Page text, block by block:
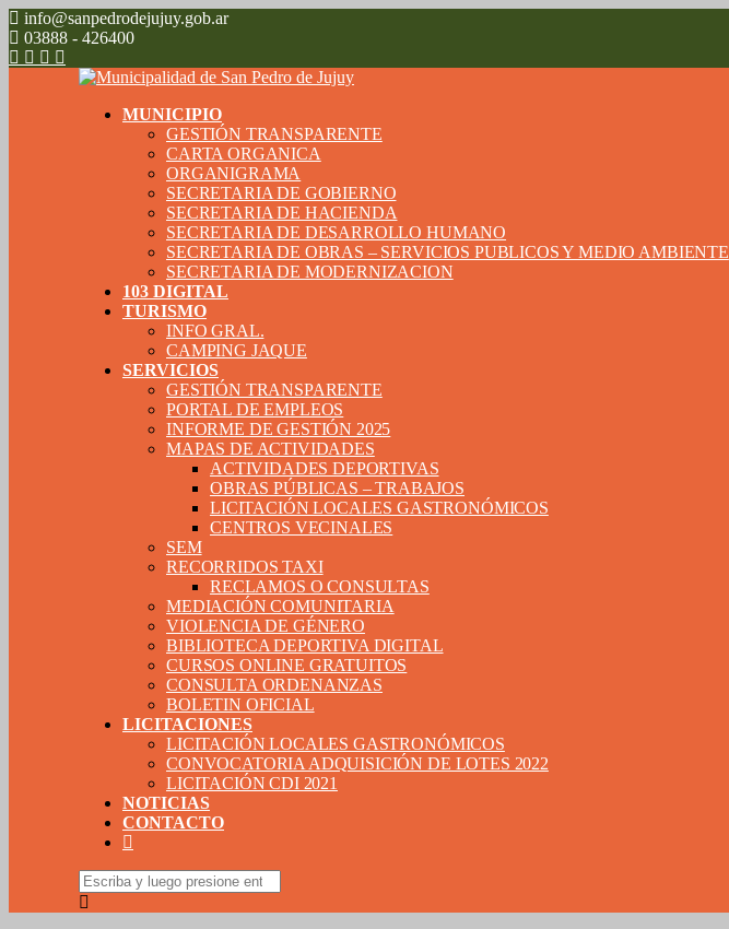
info@sanpedrodejujuy.gob.ar
03888 - 426400
MUNICIPIO
GESTIÓN TRANSPARENTE
CARTA ORGANICA
ORGANIGRAMA
SECRETARIA DE GOBIERNO
SECRETARIA DE HACIENDA
SECRETARIA DE DESARROLLO HUMANO
SECRETARIA DE OBRAS – SERVICIOS PUBLICOS Y MEDIO AMBIENTE
SECRETARIA DE MODERNIZACION
103 DIGITAL
TURISMO
INFO GRAL.
CAMPING JAQUE
SERVICIOS
GESTIÓN TRANSPARENTE
PORTAL DE EMPLEOS
INFORME DE GESTIÓN 2025
MAPAS DE ACTIVIDADES
ACTIVIDADES DEPORTIVAS
OBRAS PÚBLICAS – TRABAJOS
LICITACIÓN LOCALES GASTRONÓMICOS
CENTROS VECINALES
SEM
RECORRIDOS TAXI
RECLAMOS O CONSULTAS
MEDIACIÓN COMUNITARIA
VIOLENCIA DE GÉNERO
BIBLIOTECA DEPORTIVA DIGITAL
CURSOS ONLINE GRATUITOS
CONSULTA ORDENANZAS
BOLETIN OFICIAL
LICITACIONES
LICITACIÓN LOCALES GASTRONÓMICOS
CONVOCATORIA ADQUISICIÓN DE LOTES 2022
LICITACIÓN CDI 2021
NOTICIAS
CONTACTO